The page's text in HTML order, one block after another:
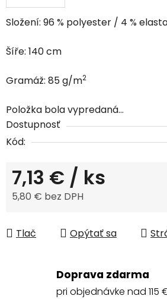
Složení: 96 % polyester / 4 %
Šíře: 140 cm
Gramáž: 85g/m2
Položka bola vypredaná…
Dostupnosť
Kód:
7,13 € / ks
5,80 € bez DPH
Tlač
Opýtať sa
Doprava zdarma
pri objednávke nad 115